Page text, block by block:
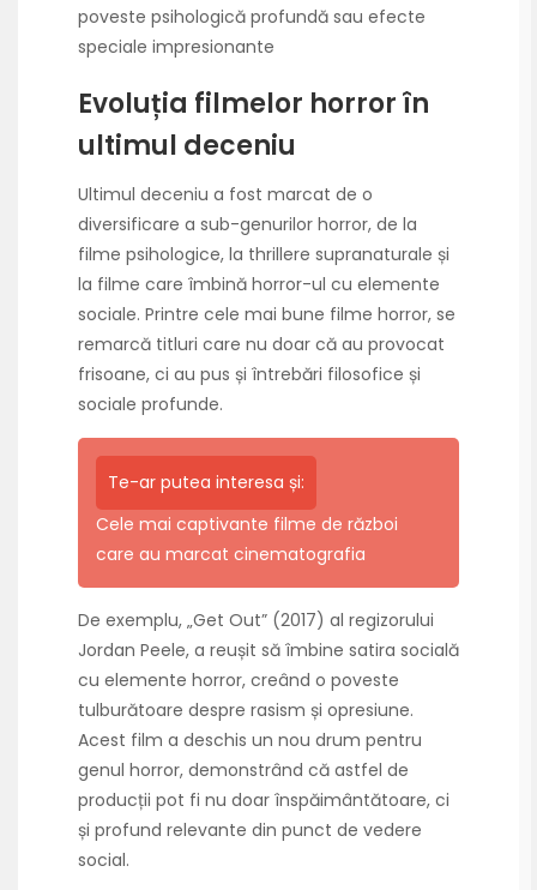
poveste psihologică profundă sau efecte
speciale impresionante
Evoluția filmelor horror în
ultimul deceniu
Ultimul deceniu a fost marcat de o
diversificare a sub-genurilor horror, de la
filme psihologice, la thrillere supranaturale și
la filme care îmbină horror-ul cu elemente
sociale. Printre cele mai bune filme horror, se
remarcă titluri care nu doar că au provocat
frisoane, ci au pus și întrebări filosofice și
sociale profunde.
Te-ar putea interesa și:
Cele mai captivante filme de război
care au marcat cinematografia
De exemplu, „Get Out” (2017) al regizorului
Jordan Peele, a reușit să îmbine satira socială
cu elemente horror, creând o poveste
tulburătoare despre rasism și opresiune.
Acest film a deschis un nou drum pentru
genul horror, demonstrând că astfel de
producții pot fi nu doar înspăimântătoare, ci
și profund relevante din punct de vedere
social.